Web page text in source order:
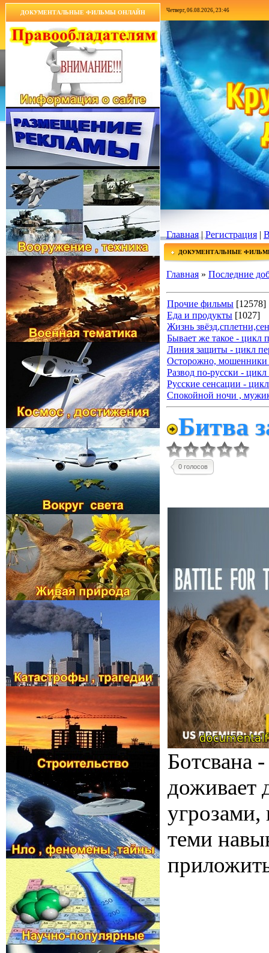
ДОКУМЕНТАЛЬНЫЕ ФИЛЬМЫ ОНЛАЙН Четверг, 06.08.2026, 23:46
Главная|Регистрация |
ДОКУМЕНТАЛЬНЫЕ
Главная » Последние
Прочие фильмы [12578]
Еда и продукты [1027]
Жизнь
Бывает же такое - цикл
Линия защиты - цикл
Осторожно, мошенники
Развод по-русски - цикл
Русские сенсации -
Спокойной ночи ,
Битва
0 голосов
Ботсвана
доживает
угрозами,
теми